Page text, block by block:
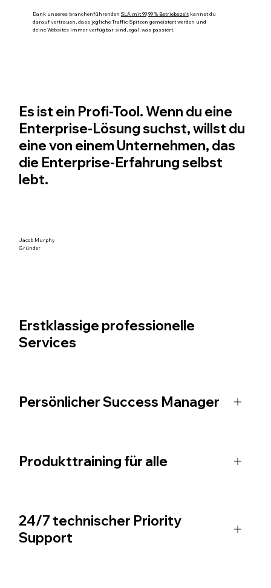
Dank unseres branchenführenden SLA mit 99,99 % Betriebszeitkannst du
darauf vertrauen, dass jegliche Traffic-Spitzen gemeistert werden und
deine Websites immer verfügbar sind, egal, was passiert.
Es ist ein Profi-Tool. Wenn du eine
Enterprise-Lösung suchst, willst du
eine von einem Unternehmen, das
die Enterprise-Erfahrung selbst
lebt.
Jacob Murphy
Gründer
Erstklassige professionelle
Services
Persönlicher Success Manager
Produkttraining für alle
24/7 technischer Priority
Support